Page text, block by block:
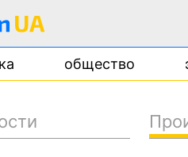
общество